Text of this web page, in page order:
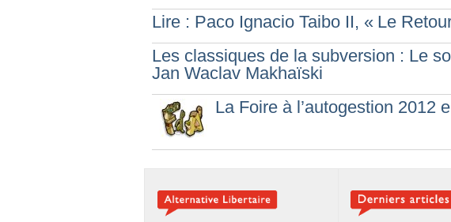
Lire : Paco Ignacio Taibo II, « Le
Les classiques de la subversion : Le
Jan Waclav Makhaïski
La Foire à l’autogestion 2012